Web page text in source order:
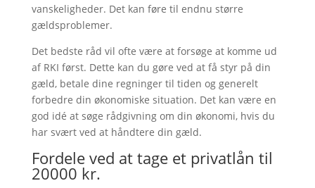
vanskeligheder. Det kan føre til endnu større
gældsproblemer.
Det bedste råd vil ofte være at forsøge at komme ud
af RKI først. Dette kan du gøre ved at få styr på din
gæld, betale dine regninger til tiden og generelt
forbedre din økonomiske situation. Det kan være en
god idé at søge rådgivning om din økonomi, hvis du
har svært ved at håndtere din gæld.
Fordele ved at tage et privatlån til
20000 kr.